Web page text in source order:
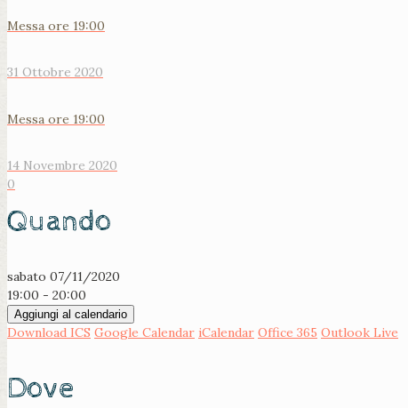
Messa ore 19:00
31 Ottobre 2020
Messa ore 19:00
14 Novembre 2020
0
Quando
sabato 07/11/2020
19:00 - 20:00
Aggiungi al calendario
Download ICS Google Calendar iCalendar Office 365 Outlook Live
Dove